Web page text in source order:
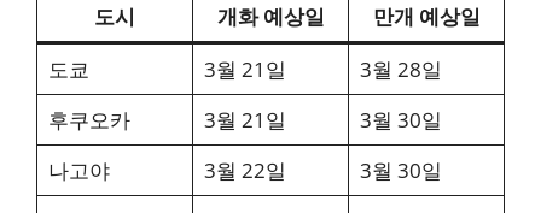
도시 개화 예상일
만개 예상일
도쿄
3월 21일
3월 28일
후쿠오카
3월 21일
3월 30일
나고야
3월 22일
3월 30일